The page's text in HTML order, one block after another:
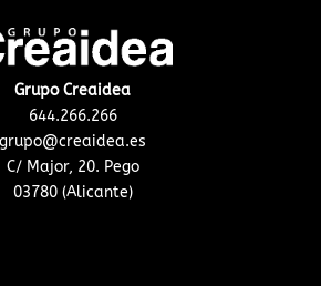
Grupo Creaidea
644.266.266
grupo@creaidea.es
C/ Major, 20. Pego
03780 (Alicante)